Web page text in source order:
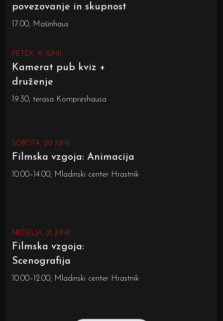
povezovanje in skupnost
17.00, Mašinhaus
PETEK, 19. JUNIJ
Kamerat pub kviz +
druženje
19.30, terasa Kompreshausa
SOBOTA, 20. JUNIJ
Filmska vzgoja: Animacija
10.00–14.00, Mladinski center Hrastnik
NEDELJA, 21. JUNIJ
Filmska vzgoja:
Scenografija
10.00–12.00, Mladinski center Hrastnik